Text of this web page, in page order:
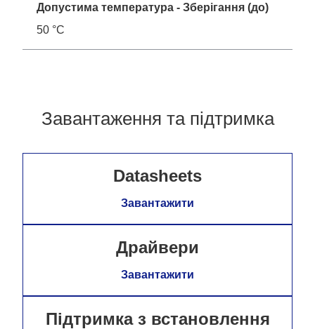
Допустима температура - Зберігання (до)
50 °C
Завантаження та підтримка
Datasheets
Завантажити
Драйвери
Завантажити
Підтримка з встановлення